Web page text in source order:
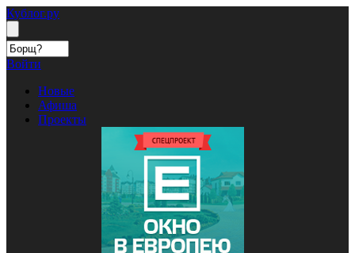
Кублог.ру
Войти
Новые
Афиша
Проекты